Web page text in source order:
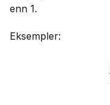
enn 1.
Eksempler: